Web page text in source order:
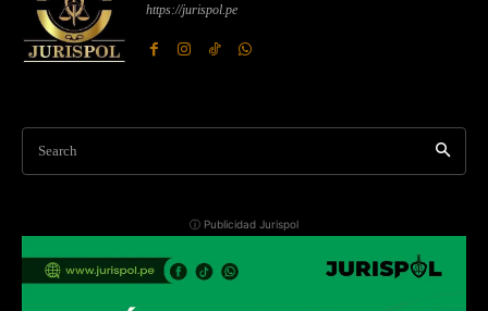
https://jurispol.pe
Search
ⓘ Publicidad Jurispol